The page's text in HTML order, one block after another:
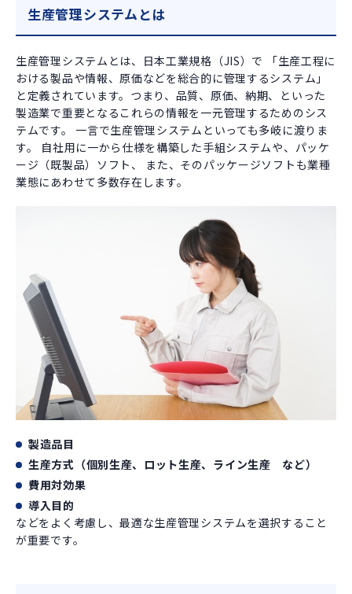
生産管理システムとは
生産管理システムとは、日本工業規格（JIS）で 「生産工程に
おける製品や情報、原価などを総合的に管理するシステム」
と定義されています。つまり、品質、原価、納期、といった
製造業で重要となるこれらの情報を一元管理するためのシス
テムです。 一言で生産管理システムといっても多岐に渡りま
す。 自社用に一から仕様を構築した手組システムや、パッケ
ージ（既製品）ソフト、 また、そのパッケージソフトも業種
業態にあわせて多数存在します。
製造品目
生産方式（個別生産、ロット生産、ライン生産 など）
費用対効果
導入目的
などをよく考慮し、最適な生産管理システムを選択すること
が重要です。